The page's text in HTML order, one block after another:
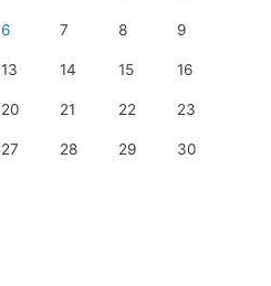
6 7 8 9
13 14 15 16
20 21 22 23
27 28 29 30